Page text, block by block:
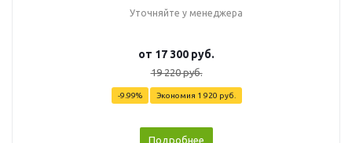
Уточняйте у менеджера
от 17 300 руб.
19 220 руб.
-9.99% Экономия 1 920 руб.
Подробнее